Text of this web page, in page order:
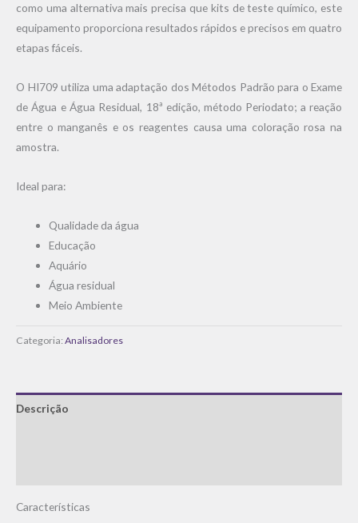
como uma alternativa mais precisa que kits de teste químico, este
equipamento proporciona resultados rápidos e precisos em quatro
etapas fáceis.
O HI709 utiliza uma adaptação dos Métodos Padrão para o Exame
de Água e Água Residual, 18ª edição, método Periodato; a reação
entre o manganês e os reagentes causa uma coloração rosa na
amostra.
Ideal para:
Qualidade da água
Educação
Aquário
Água residual
Meio Ambiente
Categoria: Analisadores
Descrição
Características